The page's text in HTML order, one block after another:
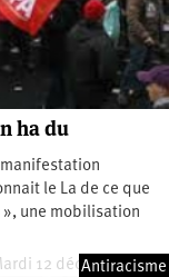
ha du
manifestation
le La de ce que
», une mobilisation
12 décembre 2023
Antiracisme